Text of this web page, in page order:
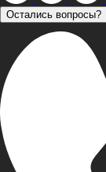
Остались вопросы?